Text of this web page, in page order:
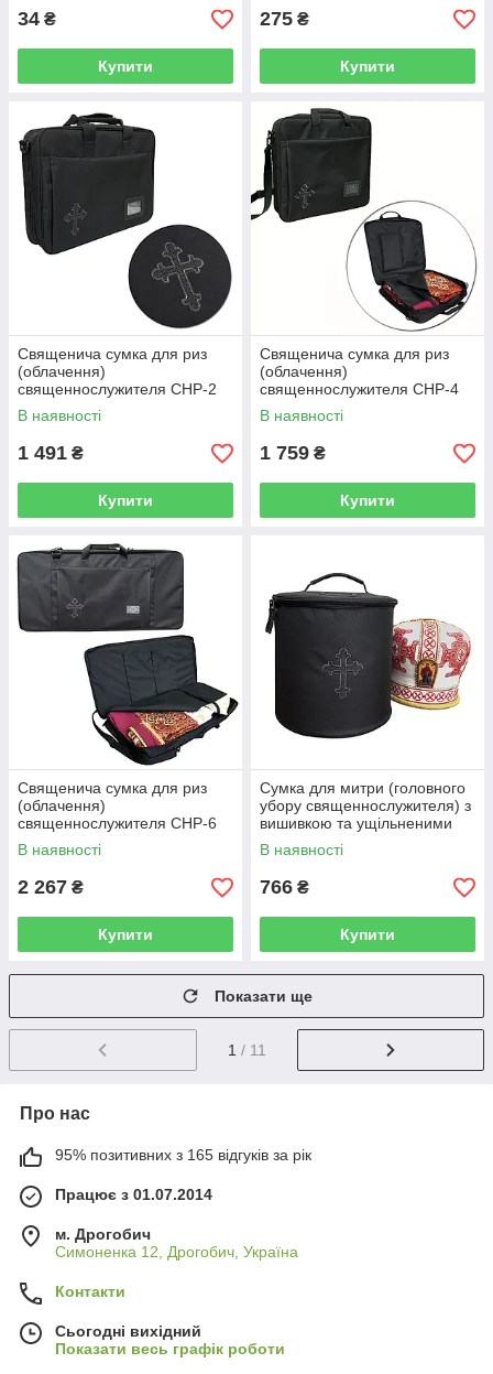
34 ₴
Купити
275 ₴
Купити
Священича сумка для риз
(облачення)
священнослужителя СНР-2
В наявності
1 491 ₴
Купити
Священича сумка для риз
(облачення)
священнослужителя СНР-4
В наявності
1 759 ₴
Купити
Священича сумка для риз
(облачення)
священнослужителя СНР-6
В наявності
2 267 ₴
Купити
Сумка для митри (головного
убору священнослужителя) з
вишивкою та ущільненими
стінками СНМ-2
В наявності
766 ₴
Купити
Показати ще
1 / 11
Про нас
95% позитивних з 165 відгуків за рік
Працює з 01.07.2014
м. Дрогобич
Симоненка 12, Дрогобич, Україна
Контакти
Сьогодні вихідний
Показати весь графік роботи